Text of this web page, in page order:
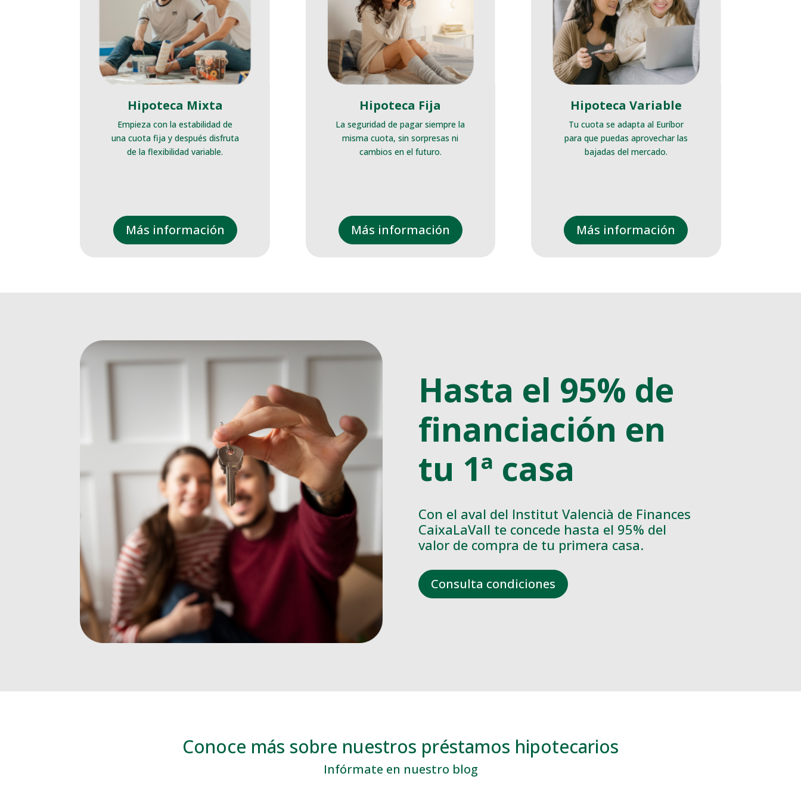
Hipoteca Mixta
Empieza con la estabilidad de
una cuota fija y después disfruta
de la flexibilidad variable.
Más información
Hipoteca Fija
La seguridad de pagar siempre la
misma cuota, sin sorpresas ni
cambios en el futuro.
Más información
Hipoteca Variable
Tu cuota se adapta al Euríbor
para que puedas aprovechar las
bajadas del mercado.
Más información
Hasta el 95% de
financiación en
tu 1ª casa
Con el aval del Institut Valencià de Finances
CaixaLaVall te concede hasta el 95% del
valor de compra de tu primera casa.
Consulta condiciones
Conoce más sobre nuestros préstamos hipotecarios
Infórmate en nuestro blog